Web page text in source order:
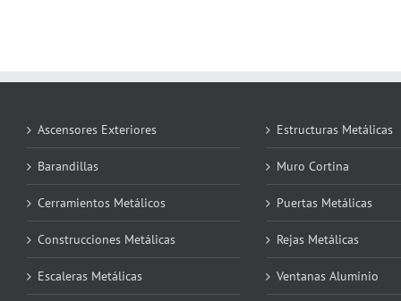
Ascensores Exteriores
Barandillas
Cerramientos Metálicos
Construcciones Metálicas
Escaleras Metálicas
Estructuras Metálicas
Muro Cortina
Puertas Metálicas
Rejas Metálicas
Ventanas Aluminio